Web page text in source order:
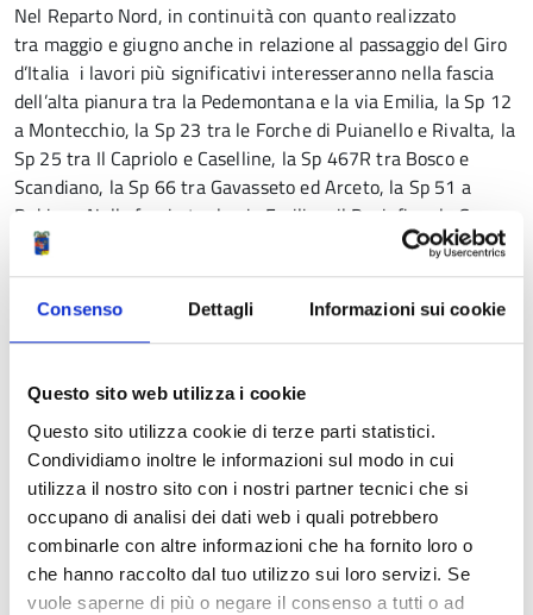
Consenso Dettagli Informazioni sui cookie
Questo sito web utilizza i cookie
Questo sito utilizza cookie di terze parti statistici.
Condividiamo inoltre le informazioni sul modo in cui
utilizza il nostro sito con i nostri partner tecnici che si
occupano di analisi dei dati web i quali potrebbero
combinarle con altre informazioni che ha fornito loro o
che hanno raccolto dal tuo utilizzo sui loro servizi. Se
vuole saperne di più o negare il consenso a tutti o ad
Nel Reparto Nord, in continuità con quanto realizzato
tra maggio e giugno anche in relazione al passaggio del Giro
d’Italia i lavori più significativi interesseranno nella fascia
dell’alta pianura tra la Pedemontana e la via Emilia, la Sp 12
a Montecchio, la Sp 23 tra le Forche di Puianello e Rivalta, la
Sp 25 tra Il Capriolo e Caselline, la Sp 467R tra Bosco e
Scandiano, la Sp 66 tra Gavasseto ed Arceto, la Sp 51 a
Rubiera. Nella fascia tra la via Emilia e il Po, infine, la Sp
66 al confine tra Bagnolo e Novellara, la Sp 47 tra Fosdondo
e Correggio, la Sp 30 tra Campagnola e Rio Saliceto, la Sp
62R tra Lentigione e Brescello, la Sp 42 tra Novellara e
Guastalla, la Sp 4 a Rolo, la Sp 46 e la Sp 43 in prossimità
Guastalla.
Condividi